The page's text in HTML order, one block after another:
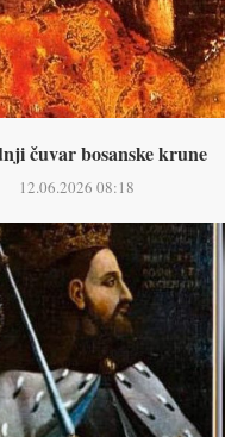
čuvar bosanske krune
12.06.2026 08:18